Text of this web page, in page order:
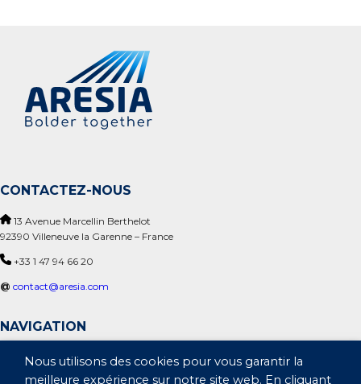
CONTACTEZ-NOUS
13 Avenue Marcellin Berthelot
92390 Villeneuve la Garenne – France
+33 1 47 94 66 20
@ contact@aresia.com
NAVIGATION
A propos de nous
Défense
Nous utilisons des cookies pour vous garantir la
meilleure expérience sur notre site web. En cliquant